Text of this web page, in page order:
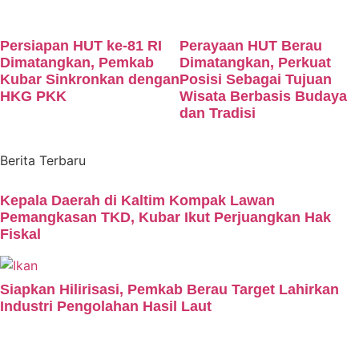
Persiapan HUT ke-81 RI
Dimatangkan, Pemkab
Kubar Sinkronkan dengan
HKG PKK
Perayaan HUT Berau
Dimatangkan, Perkuat
Posisi Sebagai Tujuan
Wisata Berbasis Budaya
dan Tradisi
Berita Terbaru
Kepala Daerah di Kaltim Kompak Lawan
Pemangkasan TKD, Kubar Ikut Perjuangkan Hak
Fiskal
Siapkan Hilirisasi, Pemkab Berau Target Lahirkan
Industri Pengolahan Hasil Laut